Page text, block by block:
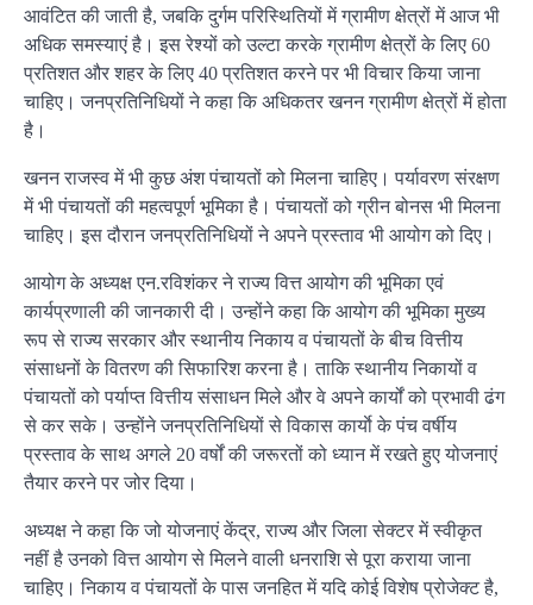
आवंटित की जाती है, जबकि दुर्गम परिस्थितियों में ग्रामीण क्षेत्रों में आज भी
अधिक समस्याएं है। इस रेश्यों को उल्टा करके ग्रामीण क्षेत्रों के लिए 60
प्रतिशत और शहर के लिए 40 प्रतिशत करने पर भी विचार किया जाना
चाहिए। जनप्रतिनिधियों ने कहा कि अधिकतर खनन ग्रामीण क्षेत्रों में होता
है।
खनन राजस्व में भी कुछ अंश पंचायतों को मिलना चाहिए। पर्यावरण संरक्षण
में भी पंचायतों की महत्वपूर्ण भूमिका है। पंचायतों को ग्रीन बोनस भी मिलना
चाहिए। इस दौरान जनप्रतिनिधियों ने अपने प्रस्ताव भी आयोग को दिए।
आयोग के अध्यक्ष एन.रविशंकर ने राज्य वित्त आयोग की भूमिका एवं
कार्यप्रणाली की जानकारी दी। उन्होंने कहा कि आयोग की भूमिका मुख्य
रूप से राज्य सरकार और स्थानीय निकाय व पंचायतों के बीच वित्तीय
संसाधनों के वितरण की सिफारिश करना है। ताकि स्थानीय निकायों व
पंचायतों को पर्याप्त वित्तीय संसाधन मिले और वे अपने कार्यों को प्रभावी ढंग
से कर सके। उन्होंने जनप्रतिनिधियों से विकास कार्याे के पंच वर्षीय
प्रस्ताव के साथ अगले 20 वर्षों की जरूरतों को ध्यान में रखते हुए योजनाएं
तैयार करने पर जोर दिया।
अध्यक्ष ने कहा कि जो योजनाएं केंद्र, राज्य और जिला सेक्टर में स्वीकृत
नहीं है उनको वित्त आयोग से मिलने वाली धनराशि से पूरा कराया जाना
चाहिए। निकाय व पंचायतों के पास जनहित में यदि कोई विशेष प्रोजेक्ट है,